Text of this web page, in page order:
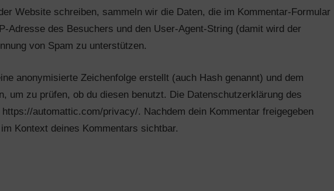
Website schreiben, sammeln wir die Daten, die im Kommentar-Formular
Adresse des Besuchers und den User-Agent-String (damit wird der
von Spam zu unterstützen.
anonymisierte Zeichenfolge erstellt (auch Hash genannt) und dem
um zu prüfen, ob du diesen benutzt. Die Datenschutzerklärung des
automattic.com/privacy/. Nachdem dein Kommentar freigegeben
Kontext deines Kommentars sichtbar.